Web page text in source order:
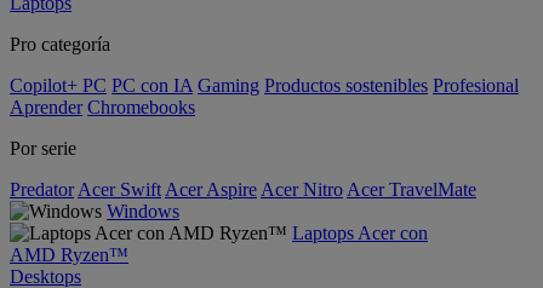
Pro categoría
Copilot+ PC PC con IA Gaming Productos sostenibles Profesional
Aprender Chromebooks
Por serie
Predator Acer Swift Acer Aspire Acer Nitro Acer TravelMate
Windows
Laptops Acer con
AMD Ryzen™
Desktops